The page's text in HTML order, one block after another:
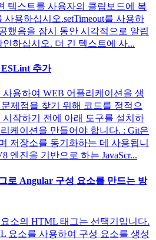
텍스트를 사용자의 클립보드에 복
용하십시오.setTimeout를 사용하
했음을 잠시 동안 시각적으로 알립
하십시오. 더 긴 텍스트에 사...
추가
용하여 WEB 어플리케이션을 생
문제점을 찾기 위해 코드를 정적으
작하기 전에 아래 도구를 설치하
케이션을 만들어야 합니다. : Git은
저장소를 동기화하는 데 사용됩니
엔진을 기반으로 하는 JavaScr...
로 Angular 구성 요소를 만드는 방
소의 HTML 태그는 선택기입니다.
요소를 사용하여 구성 요소를 생성